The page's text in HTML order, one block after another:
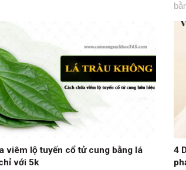
viêm lộ tuyến cổ tử cung bằng lá
với 5k
4